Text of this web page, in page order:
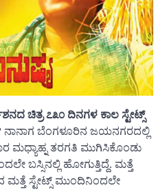
ಚಿತ್ರ ೭೩೦ ದಿನಗಳ ಕಾಲ ಸ್ಟೇಟ್ಸ್‌
ನಾನಾಗ ಬೆಂಗಳೂರಿನ ಜಯನಗರದಲ್ಲಿ
ಮಧ್ಯಾಹ್ನ ತರಗತಿ ಮುಗಿಸಿಕೊಂಡು
ಬಸ್ಸಿನಲ್ಲಿ ಹೋಗುತ್ತಿದ್ದೆ. ಮತ್ತೆ
ಮತ್ತೆ ಸ್ಟೇಟ್ಸ್‌ ಮುಂದಿನಿಂದಲೇ